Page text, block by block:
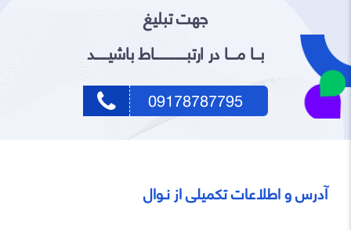
جهت تبلیغ
بـــا مــــا در ارتبـــــــــــــــاط باشیــــــد
09178787795
آدرس و اطلاعات تکمیلی از نـوال